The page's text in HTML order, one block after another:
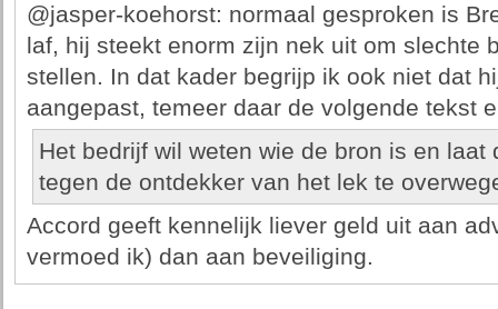
@jasper-koehorst: normaal gesproken is
laf, hij steekt enorm zijn nek uit om slechte
stellen. In dat kader begrijp ik ook niet dat
aangepast, temeer daar de volgende tekst
Het bedrijf wil weten wie de bron is en laat
tegen de ontdekker van het lek te
Accord geeft kennelijk liever geld uit aan
vermoed ik) dan aan beveiliging.